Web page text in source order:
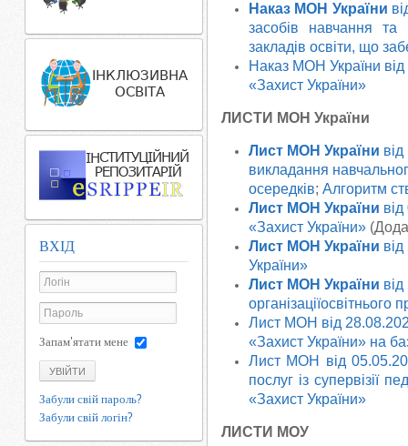
Наказ МОН України
засобів навчання
закладів освіти, що
Наказ МОН України
«Захист України»
ЛИСТИ МОН України
Лист МОН України
викладання
осередків; Алгоритм
Лист МОН України
«Захист України»
Лист МОН України
України»
Лист МОН України
Лист МОН від
«Захист України» на
Лист МОН від
послуг із супервізії
«Захист України»
ЛИСТИ МОУ
ВХІД
Запам'ятати мене
УВІЙТИ
Забули свій пароль?
Забули свій логін?